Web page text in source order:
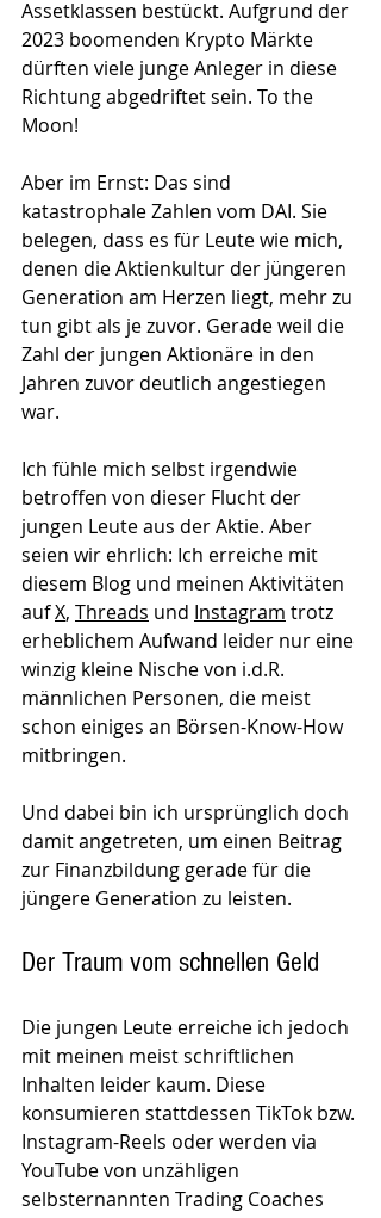
Assetklassen bestückt. Aufgrund der
2023 boomenden Krypto Märkte
dürften viele junge Anleger in diese
Richtung abgedriftet sein. To the
Moon!
Aber im Ernst: Das sind
katastrophale Zahlen vom DAI. Sie
belegen, dass es für Leute wie mich,
denen die Aktienkultur der jüngeren
Generation am Herzen liegt, mehr zu
tun gibt als je zuvor. Gerade weil die
Zahl der jungen Aktionäre in den
Jahren zuvor deutlich angestiegen
war.
Ich fühle mich selbst irgendwie
betroffen von dieser Flucht der
jungen Leute aus der Aktie. Aber
seien wir ehrlich: Ich erreiche mit
diesem Blog und meinen Aktivitäten
auf X, Threads und Instagram trotz
erheblichem Aufwand leider nur eine
winzig kleine Nische von i.d.R.
männlichen Personen, die meist
schon einiges an Börsen-Know-How
mitbringen.
Und dabei bin ich ursprünglich doch
damit angetreten, um einen Beitrag
zur Finanzbildung gerade für die
jüngere Generation zu leisten.
Der Traum vom schnellen Geld
Die jungen Leute erreiche ich jedoch
mit meinen meist schriftlichen
Inhalten leider kaum. Diese
konsumieren stattdessen TikTok bzw.
Instagram-Reels oder werden via
YouTube von unzähligen
selbsternannten Trading Coaches